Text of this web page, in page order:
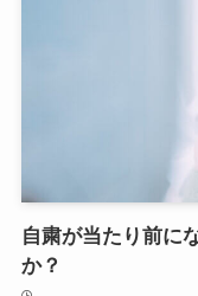
自粛が当たり前に
か？